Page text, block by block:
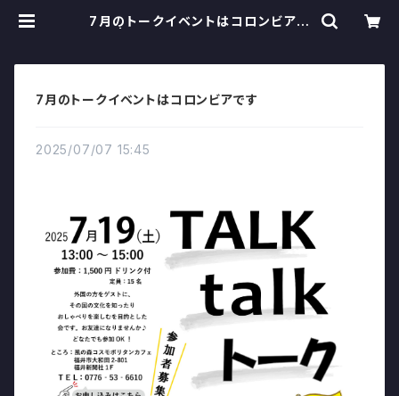
7月のトークイベントはコロンビアで
7月のトークイベントはコロンビアです
2025/07/07 15:45